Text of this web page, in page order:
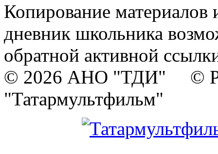
Копирование материалов
дневник школьника
обратной активной
© 2026 АНО "ТДИ" ©
"Татармультфильм"